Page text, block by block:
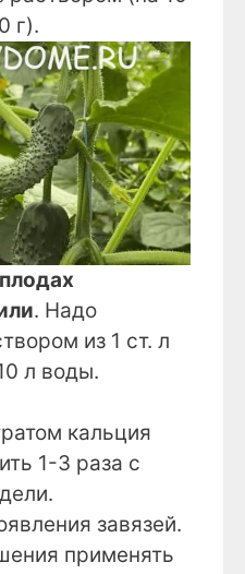
г).
. Надо
из 1 ст. л
л воды.
кальция
1-3 раза с
завязей.
применять